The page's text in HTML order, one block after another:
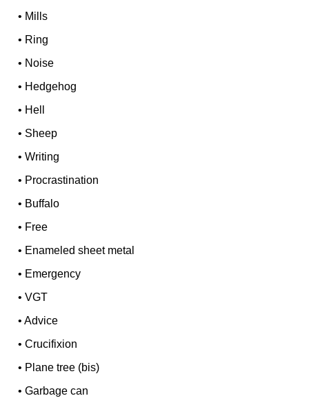
• Mills
• Ring
• Noise
• Hedgehog
• Hell
• Sheep
•Writing
• Procrastination
• Buffalo
• Free
• Enameled sheet metal
• Emergency
•VGT
•Advice
•Crucifixion
• Plane tree (bis)
•Garbage can